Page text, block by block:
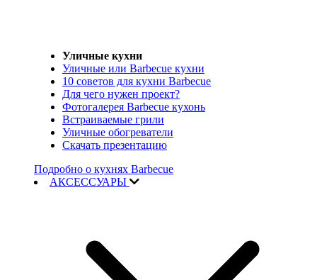
Уличные кухни
Уличные или Barbecue кухни
10 советов для кухни Barbecue
Для чего нужен проект?
Фотогалерея Barbecue кухонь
Встраиваемые грили
Уличные обогреватели
Скачать презентацию
Подробно о кухнях Barbecue
АКСЕССУАРЫ